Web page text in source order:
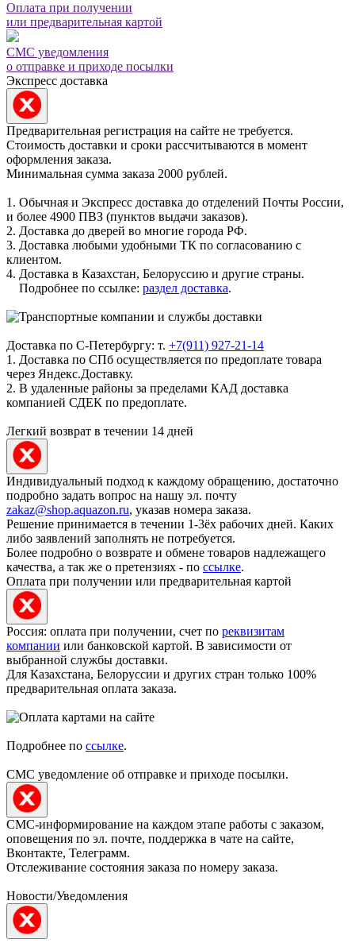
Оплата при получении
или предварительная картой
СМС уведомления
о отправке и приходе посылки
Экспресс доставка
Предварительная регистрация на сайте не требуется.
Стоимость доставки и сроки рассчитываются в момент
оформления заказа.
Минимальная сумма заказа 2000 рублей.
1. Обычная и Экспресс доставка до отделений Почты России,
и более 4900 ПВЗ (пунктов выдачи заказов).
2. Доставка до дверей во многие города РФ.
3. Доставка любыми удобными ТК по согласованию с
клиентом.
4. Доставка в Казахстан, Белоруссию и другие страны.
Подробнее по ссылке: раздел доставка.
Доставка по С-Петербургу: т. +7(911) 927-21-14
1. Доставка по СПб осуществляется по предоплате товара
через Яндекс.Доставку.
2. В удаленные районы за пределами КАД доставка
компанией СДЕК по предоплате.
Легкий возврат в течении 14 дней
Индивидуальный подход к каждому обращению, достаточно
подробно задать вопрос на нашу эл. почту
zakaz@shop.aquazon.ru, указав номера заказа.
Решение принимается в течении 1-3ёх рабочих дней. Каких
либо заявлений заполнять не потребуется.
Более подробно о возврате и обмене товаров надлежащего
качества, а так же о претензиях - по ссылке.
Оплата при получении или предварительная картой
Россия: оплата при получении, счет по реквизитам
компании или банковской картой. В зависимости от
выбранной службы доставки.
Для Казахстана, Белоруссии и других стран только 100%
предварительная оплата заказа.
Подробнее по ссылке.
СМС уведомление об отправке и приходе посылки.
СМС-информирование на каждом этапе работы с заказом,
оповещения по эл. почте, поддержка в чате на сайте,
Вконтакте, Телеграмм.
Отслеживание состояния заказа по номеру заказа.
Новости/Уведомления